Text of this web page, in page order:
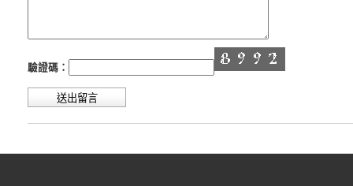
驗證碼：